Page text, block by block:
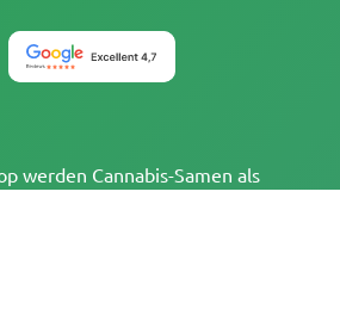
werden Cannabis-Samen als